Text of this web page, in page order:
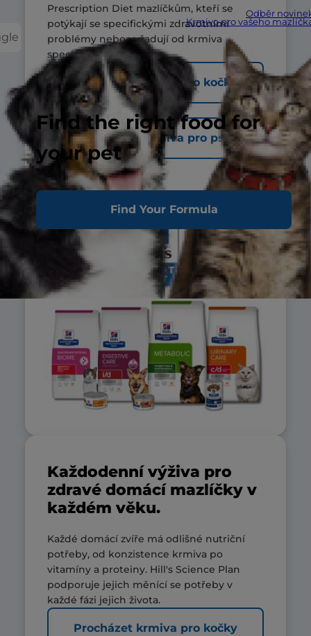
Odběr
Krmivo pro vašeho
Find the right food for
your pet
Find Your Formula
Prescription Diet mazlíčkům, kteří se
potýkají se specifickými zdravotními
problémy nebo vyžadují od krmiva
speciální podporu.
Procházet krmiva pro kočky
Procházet krmiva pro psy
Každodenní výživa pro
zdravé domácí mazlíčky v
každém věku.
Každé domácí zvíře má odlišné nutriční
potřeby, od konzistence krmiva po
vitamíny a proteiny. Hill's Science Plan
podporuje jejich měnící se potřeby v
každé fázi jejich života.
Procházet krmiva pro kočky